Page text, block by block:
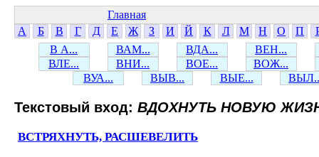
Главная
А
Б В Г Д Е Ж З И Й К Л М Н О П
В А...
ВАМ... ВДА...
ВЕН...
ВЛЕ...
ВНИ... ВОЕ...
ВОЖ...
ВУА...
ВЫВ... ВЫЕ...
Текстовый вход: ВДОХНУТЬ НОВУЮ
ВСТРЯХНУТЬ, РАСШЕВЕЛИТЬ